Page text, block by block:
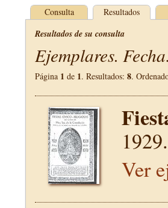
Consulta Resultados
Resultados de su consulta
Ejemplares.
Página 1 de 1. Resultados: 8.
1929.
Ver